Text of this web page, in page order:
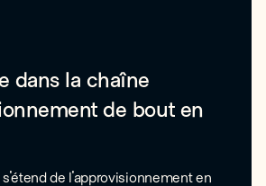
dans la chaîne
de bout en
de l'approvisionnement en